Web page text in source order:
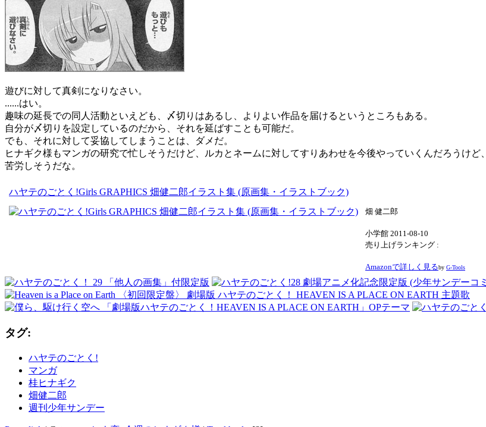
遊びに対して真剣になりなさい。
......はい。
趣味の延長での同人活動といえども、〆切りはあるし、よりよい作品を届けるというところもある。
自分が〆切りを設定しているのだから、それを延ばすことも可能だ。
でも、それに対して妥協してしまうことは、ダメだ。
ヒナギク様もマンガの研究で忙しそうだけど、ルカとネームに対してすりあわせを今後やっていくんだろうけど、
苦労しそうだな。
ハヤテのごとく!Girls GRAPHICS 畑健二郎イラスト集 (原画集・イラストブック)
畑 健二郎
小学館 2011-08-10
売り上げランキング :
Amazonで詳しく見るby G-Tools
タグ:
ハヤテのごとく!
マンガ
桂ヒナギク
畑健二郎
週刊少年サンデー